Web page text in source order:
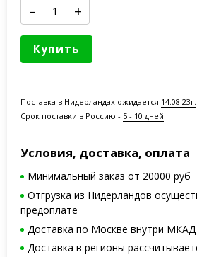
– +
Купить
Поставка в Нидерландах ожидается 14.08.23г.
Срок поставки в Россию - 5 - 10 дней
Условия, доставка, оплата
Минимальный заказ от 20000 руб
Отгрузка из Нидерландов
предоплате
Доставка по Москве внутри МКАД
Доставка в регионы